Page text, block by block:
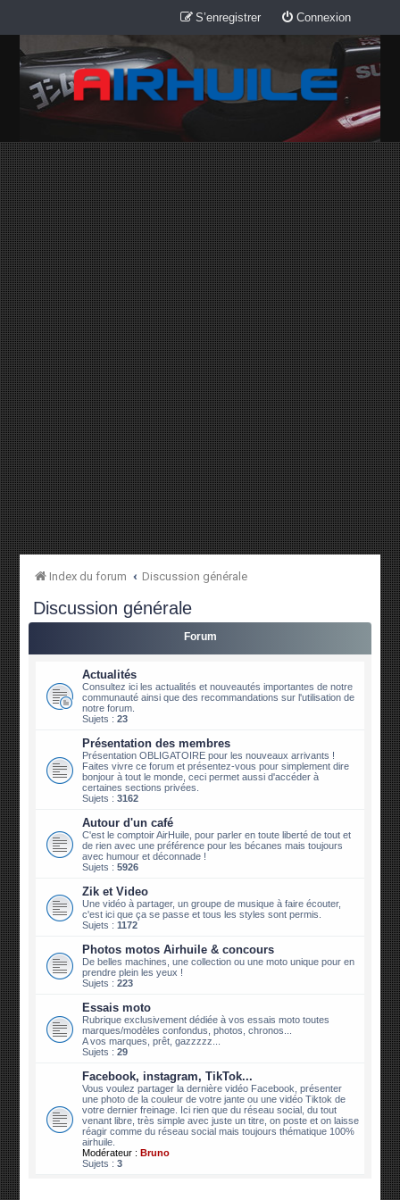
Connexion
S’enregistrer
Index du forum Discussion générale
Discussion générale
Forum
Actualités
Consultez ici les actualités et nouveautés importantes de notre
communauté ainsi que des recommandations sur l'utilisation de
notre forum.
Sujets :23
Présentation des membres
Présentation OBLIGATOIRE pour les nouveaux arrivants !
Faites vivre ce forum et présentez-vous pour simplement dire
bonjour à tout le monde, ceci permet aussi d'accéder à
certaines sections privées.
Sujets :3162
Autour d'un café
C'est le comptoir AirHuile, pour parler en toute liberté de tout et
de rien avec une préférence pour les bécanes mais toujours
avec humour et déconnade !
Sujets :5926
Zik et Video
Une vidéo à partager, un groupe de musique à faire écouter,
c'est ici que ça se passe et tous les styles sont permis.
Sujets :1172
Photos motos Airhuile & concours
De belles machines, une collection ou une moto unique pour en
prendre plein les yeux !
Sujets :223
Essais moto
Rubrique exclusivement dédiée à vos essais moto toutes
marques/modèles confondus, photos, chronos...
A vos marques, prêt, gazzzzz...
Sujets :29
Facebook, instagram, TikTok...
Vous voulez partager la dernière vidéo Facebook, présenter
une photo de la couleur de votre jante ou une vidéo Tiktok de
votre dernier freinage. Ici rien que du réseau social, du tout
venant libre, très simple avec juste un titre, on poste et on laisse
réagir comme du réseau social mais toujours thématique 100%
airhuile.
Modérateur : Bruno
Sujets :3